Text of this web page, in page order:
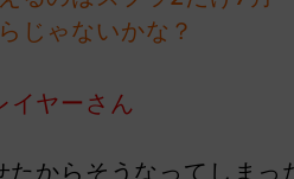
じゃないかな？
イヤーさん
からそうなってしまっ